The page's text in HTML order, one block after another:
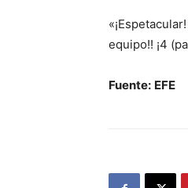
equipo!! ¡4
Fuente: EFE